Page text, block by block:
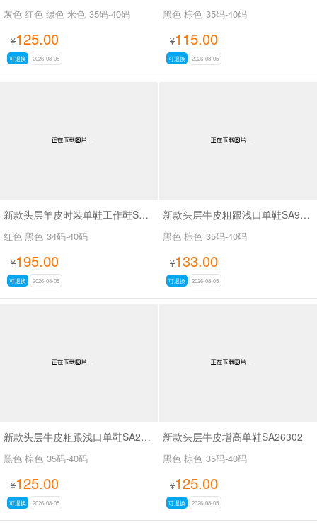
灰色 红色 绿色 米色 35码-40码
¥125.00
可退换 2026-08-05
黑色 棕色 35码-40码
¥115.00
可退换 2026-08-05
新款头层羊皮时装单鞋工作鞋SA56-53
红色 黑色 34码-40码
¥195.00
可退换 2026-08-05
新款头层牛皮粗跟浅口单鞋SA9629-5
黑色 棕色 35码-40码
¥133.00
可退换 2026-08-05
新款头层牛皮粗跟浅口单鞋SA26339
黑色 棕色 35码-40码
¥125.00
可退换 2026-08-05
新款头层牛皮增高单鞋SA26302
黑色 棕色 35码-40码
¥125.00
可退换 2026-08-05